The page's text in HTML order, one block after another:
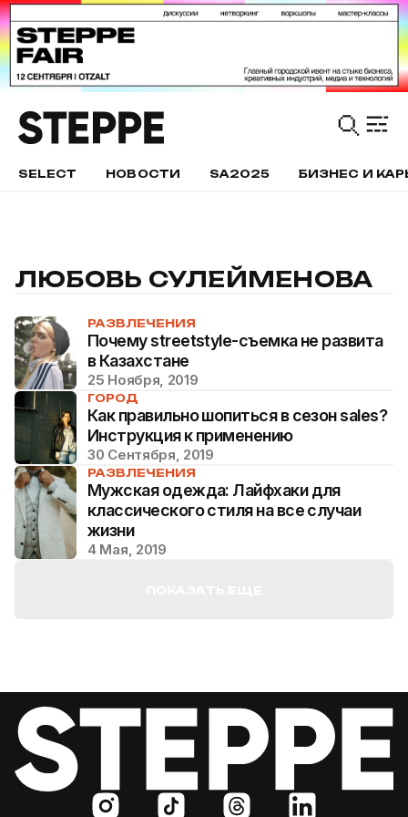
SELECT НОВОСТИ SA2025 БИЗНЕС И
ЛЮБОВЬ СУЛЕЙМЕНОВА
РАЗВЛЕЧЕНИЯ
Почему streetstyle-съемка не развита
в Казахстане
25 Ноября, 2019
ГОРОД
Как правильно шопиться в сезон sales?
Инструкция к применению
30 Сентября, 2019
РАЗВЛЕЧЕНИЯ
Мужская одежда: Лайфхаки для
классического стиля на все случаи
жизни
4 Мая, 2019